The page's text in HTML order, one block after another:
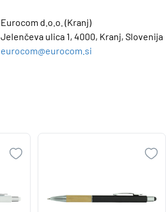
Eurocom d.o.o. (Kranj)
Jelenčeva ulica 1, 4000, Kranj, Slovenija
eurocom@eurocom.si